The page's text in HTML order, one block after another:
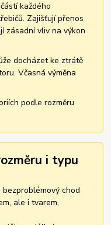
každého
Zajišťují přenos
zásadní vliv na výkon
docházet ke ztrátě
Včasná výměna
podle rozměru
i typu
chod
ale i tvarem,